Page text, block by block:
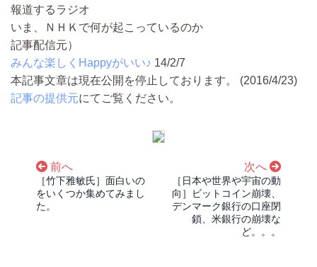
報道するラジオ
いま、ＮＨＫで何が起こっているのか
記事配信元）
みんな楽しくHappyがいい♪ 14/2/7
本記事文章は現在公開を停止しております。 (2016/4/23)
記事の提供元にてご覧ください。
前へ
［竹下雅敏氏］面白いの
をいくつか集めてみまし
た。
次へ
［日本や世界や宇宙の動
向］ビットコイン崩壊、
デンマーク銀行の口座閉
鎖、米銀行の崩壊な
ど。。。